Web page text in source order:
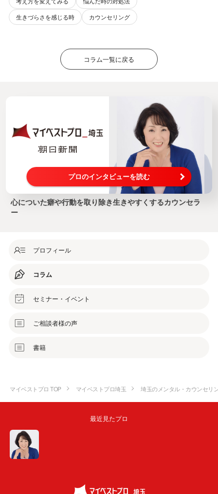
生きづらさを感じる時
カウンセリング
コラム一覧に戻る
プロのインタビューを読む
心についた癖や行動を取り除き生きやすくするカウンセラ
ー
プロフィール
コラム
セミナー・イベント
ご相談者様の声
書籍
マイベストプロ TOP マイベストプロ埼玉 埼玉のメンタル・カウンセリ
最近見たプロ